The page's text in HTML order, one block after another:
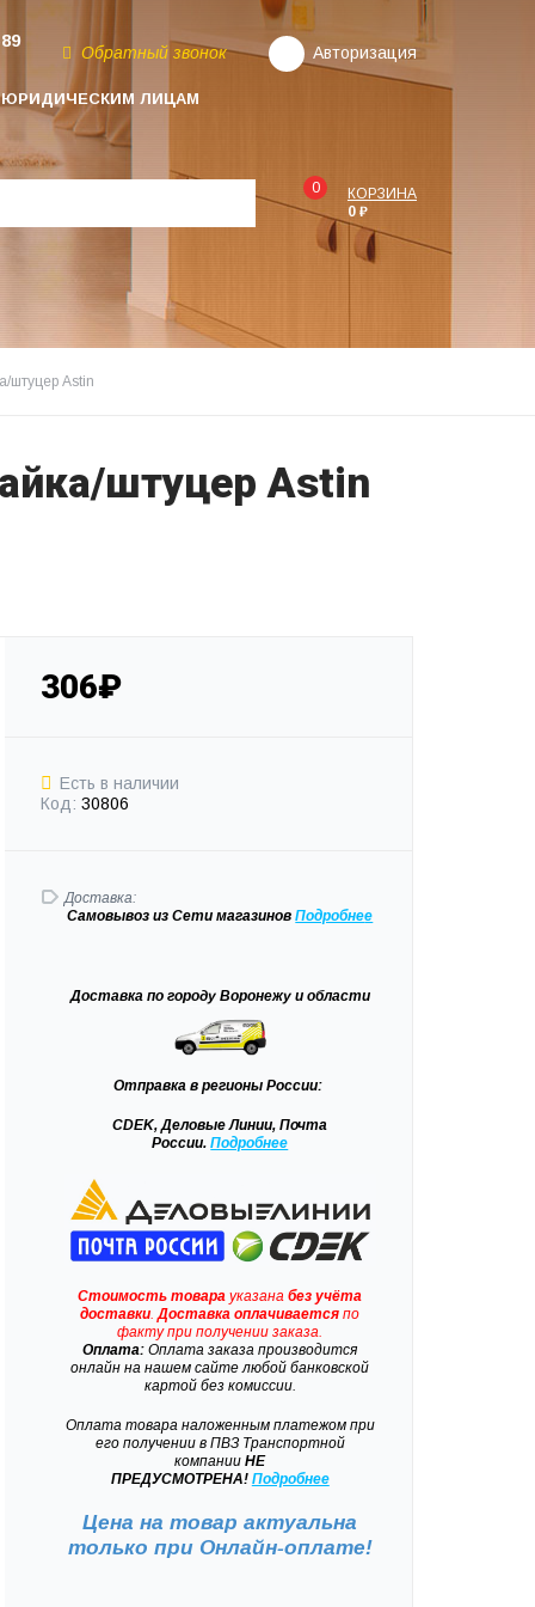
ЮРИДИЧЕСКИМ ЛИЦАМ
Обратный звонок Авторизация
0
КОРЗИНА
0 ₽
штуцер Astin
штуцер Astin
306₽
Есть в наличии
Код: 30806
Доставка:
Самовывозиз Сети магазиновПодробнее
Доставкапо городу Воронежу и области
Отправка в регионы России:
CDEK, Деловые Линии, Почта
России.Подробнее
Стоимость товара указанабез учёта
доставки .Доставка оплачивается по
факту при получении заказа.
Оплата: Оплата заказа производится
онлайн на нашем сайте любой банковской
картой без комиссии.
Оплата товара наложенным платежом при
его получении в ПВЗ Транспортной
компании НЕ
ПРЕДУСМОТРЕНА! Подробнее
Цена на товар актуальна
только при Онлайн-оплате!